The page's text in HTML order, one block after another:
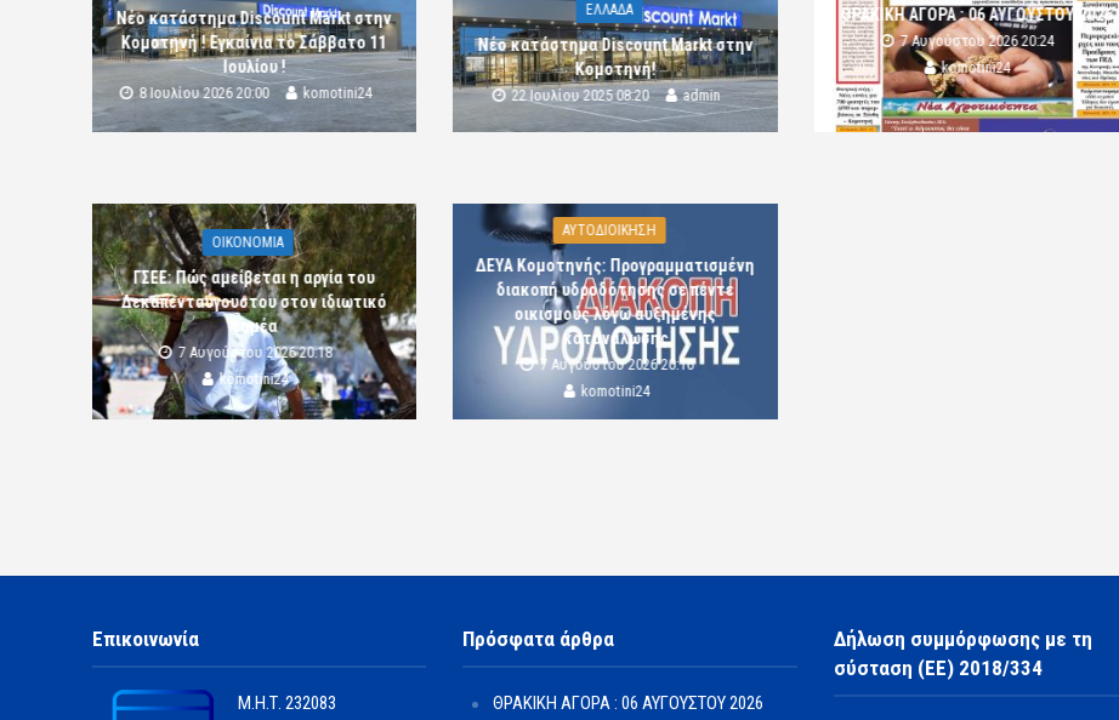
Νέο κατάστημα Discount Markt στην
Κομοτηνή ! Εγκαίνια το Σάββατο 11
Ιουλίου !
8 Ιουλίου 2026 20:00 komotini24
ΕΛΛΑΔΑ
Νέο κατάστημα Discount Markt στην
Κομοτηνή!
22 Ιουλίου 2025 08:20 admin
ΘΡΑΚΙΚΗ ΑΓΟΡΑ : 06 ΑΥΓΟΥΣΤΟΥ 2026
7 Αυγούστου 2026 20:24
komotini24
OIKONOMIA
ΓΣΕΕ: Πώς αμείβεται η αργία του
Δεκαπενταύγουστου στον ιδιωτικό
τομέα
7 Αυγούστου 2026 20:18
komotini24
ΑΥΤΟΔΙΟΙΚΗΣΗ
ΔΕΥΑ Κομοτηνής: Προγραμματισμένη
διακοπή υδροδότησης σε πέντε
οικισμούς λόγω αυξημένης
κατανάλωσης
7 Αυγούστου 2026 20:16
komotini24
Επικοινωνία
Μ.Η.Τ. 232083
Πρόσφατα άρθρα
ΘΡΑΚΙΚΗ ΑΓΟΡΑ : 06 ΑΥΓΟΥΣΤΟΥ 2026
Δήλωση συμμόρφωσης με τη
σύσταση (ΕΕ) 2018/334